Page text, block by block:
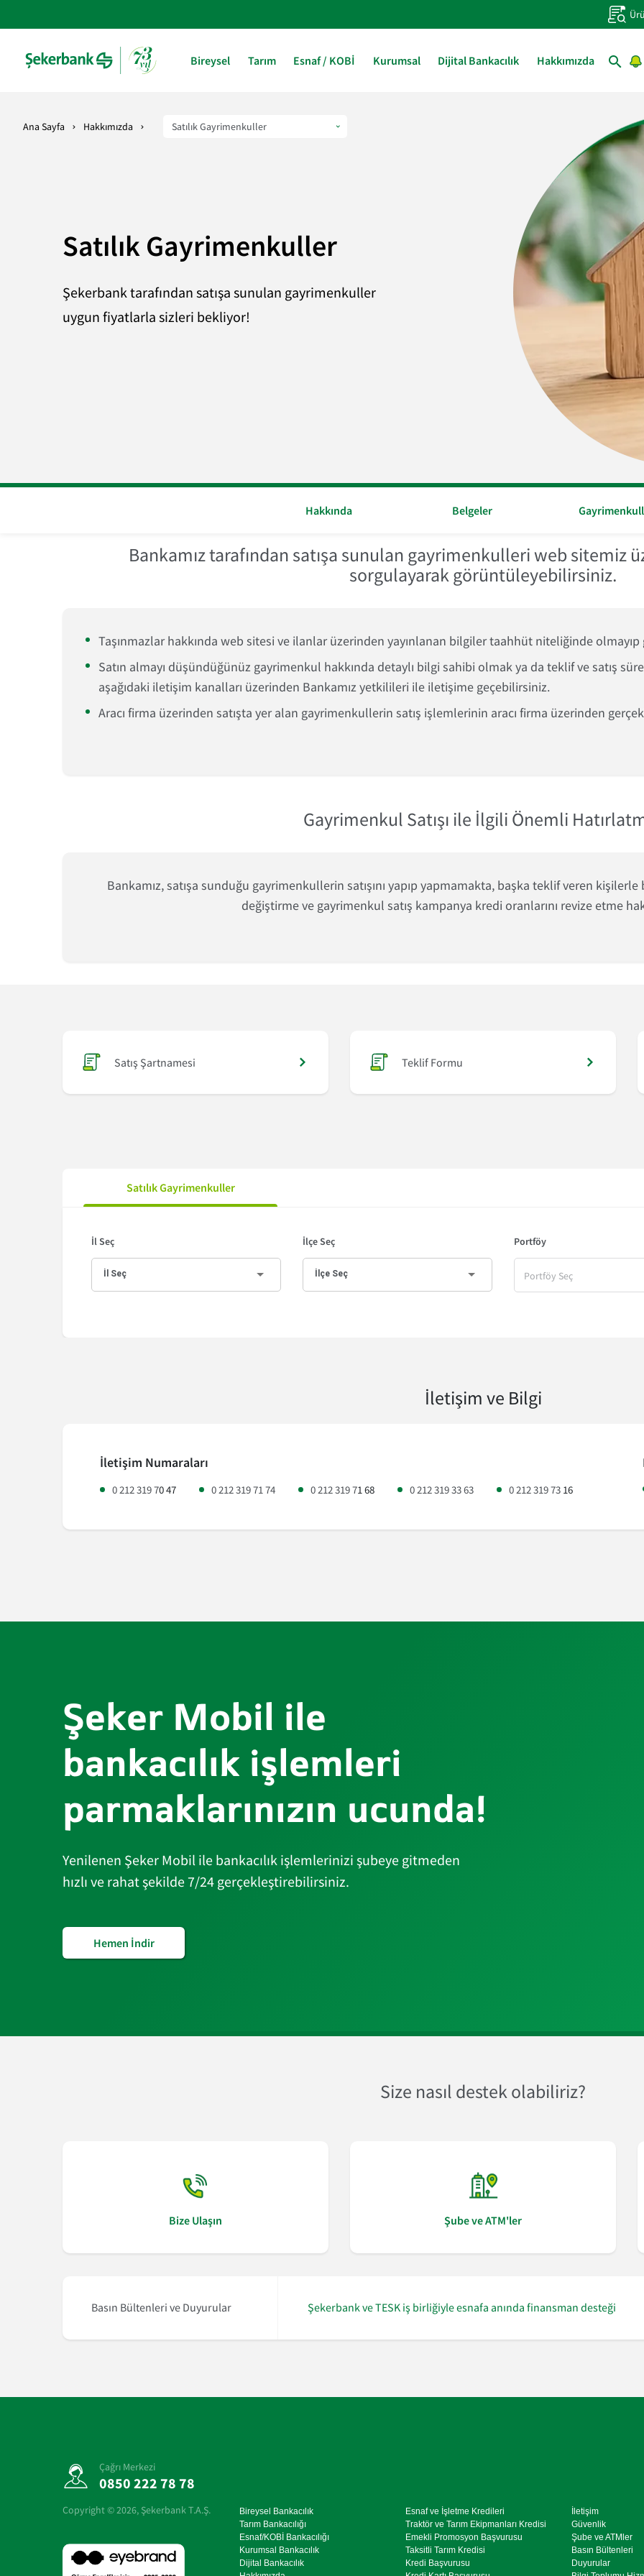
Bireysel Tarım Esnaf / KOBİ Kurumsal Dijital Bankacılık Hakkımızda
Ana Sayfa Hakkımızda
Satılık Gayrimenkuller
Şekerbank tarafından satışa sunulan gayrimenkuller
uygun fiyatlarla sizleri bekliyor!
Hakkında Belgeler
Bankamız tarafından satışa sunulan gayrimenkulleri web sitemiz
sorgulayarak görüntüleyebilirsiniz.
Taşınmazlar hakkında web sitesi ve ilanlar üzerinden yayınlanan bilgiler taahhüt niteliğinde
Satın almayı düşündüğünüz gayrimenkul hakkında detaylı bilgi sahibi olmak ya da teklif ve satış
aşağıdaki iletişim kanalları üzerinden Bankamız yetkilileri ile iletişime geçebilirsiniz.
Aracı firma üzerinden satışta yer alan gayrimenkullerin satış işlemlerinin aracı firma üzerinden
Gayrimenkul Satışı ile İlgili Önemli
Bankamız, satışa sunduğu gayrimenkullerin satışını yapıp yapmamakta, başka teklif veren
değiştirme ve gayrimenkul satış kampanya kredi oranlarını revize etme
Satış Şartnamesi
Teklif Formu
Satılık Gayrimenkuller
İl Seç İlçe Seç Portföy
Portföy Seç
İletişim ve Bilgi
İletişim Numaraları
0 212 319 70 47 0 212 319 71 74 0 212 319 71 68 0 212 319 33 63 0 212 319 73 16
Şeker Mobil ile
bankacılık işlemleri
parmaklarınızın ucunda!
Yenilenen Şeker Mobil ile bankacılık işlemlerinizi şubeye gitmeden
hızlı ve rahat şekilde 7/24 gerçekleştirebilirsiniz.
Hemen İndir
Size nasıl destek olabiliriz?
Bize Ulaşın Şube ve ATM'ler
Basın Bültenleri ve Duyurular
Avrupa Fonu EFSE’den 50 milyon euroluk yeni kaynak Şekerbank ve TESK iş birliğiyle esnafa anında finansman desteği
Çağrı Merkezi
0850 222 78 78
Copyright ©2026, Şekerbank T.A.Ş.
Bireysel Bankacılık
Tarım Bankacılığı
Esnaf/KOBİ Bankacılığı
Kurumsal Bankacılık
Dijital Bankacılık
Esnaf ve İşletme Kredileri
Traktör ve Tarım Ekipmanları Kredisi
Emekli Promosyon Başvurusu
Taksitli Tarım Kredisi
Kredi Başvurusu
İletişim
Güvenlik
Şube ve ATMler
Basın Bültenleri
Duyurular